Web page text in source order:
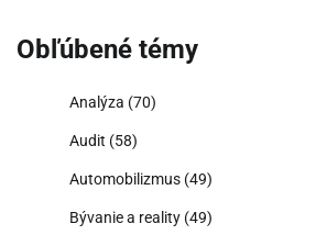
Obľúbené témy
Analýza (70)
Audit (58)
Automobilizmus (49)
Bývanie a reality (49)